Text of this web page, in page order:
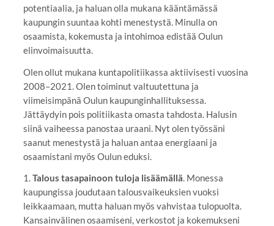
potentiaalia, ja haluan olla mukana kääntämässä
kaupungin suuntaa kohti menestystä. Minulla on
osaamista, kokemusta ja intohimoa edistää Oulun
elinvoimaisuutta.
Olen ollut mukana kuntapolitiikassa aktiivisesti vuosina
2008–2021. Olen toiminut valtuutettuna ja
viimeisimpänä Oulun kaupunginhallituksessa.
Jättäydyin pois politiikasta omasta tahdosta. Halusin
siinä vaiheessa panostaa uraani. Nyt olen työssäni
saanut menestystä ja haluan antaa energiaani ja
osaamistani myös Oulun eduksi.
1.Talous tasapainoon tuloja lisäämällä. Monessa
kaupungissa joudutaan talousvaikeuksien vuoksi
leikkaamaan, mutta haluan myös vahvistaa tulopuolta.
Kansainvälinen osaamiseni, verkostot ja kokemukseni